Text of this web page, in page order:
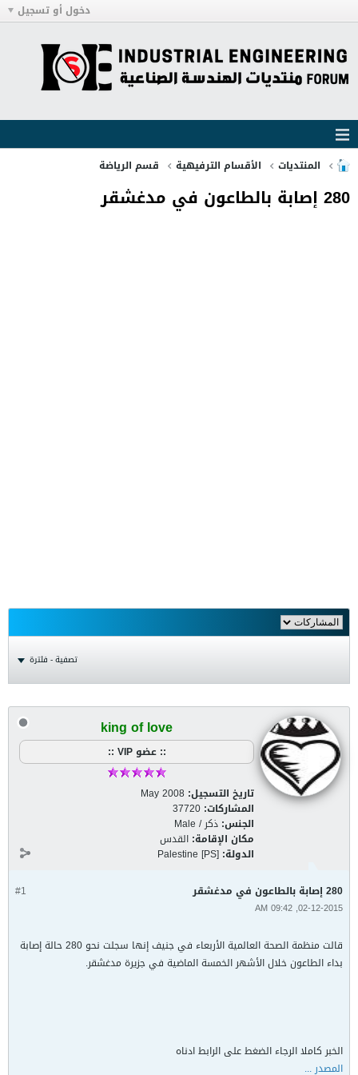
دخول أو تسجيل
المنتديات الأقسام الترفيهية قسم الرياضة
280 إصابة بالطاعون في مدغشقر
تصفية - فلترة
king of love
:: عضو VIP ::
تاريخ التسجيل: May 2008
المشاركات: 37720
الجنس: ذكر / Male
مكان الإقامة: القدس
الدولة: Palestine [PS]
#1 280 إصابة بالطاعون في مدغشقر
02-12-2015, 09:42 AM
قالت منظمة الصحة العالمية الأربعاء في جنيف إنها سجلت نحو 280 حالة إصابة
بداء الطاعون خلال الأشهر الخمسة الماضية في جزيرة مدغشقر.
الخبر كاملا الرجاء الضغط على الرابط ادناه
المصدر ...